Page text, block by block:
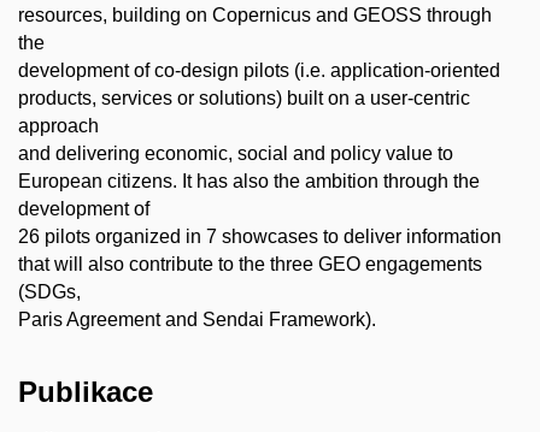
resources, building on Copernicus and GEOSS through
the
development of co-design pilots (i.e. application-oriented
products, services or solutions) built on a user-centric
approach
and delivering economic, social and policy value to
European citizens. It has also the ambition through the
development of
26 pilots organized in 7 showcases to deliver information
that will also contribute to the three GEO engagements
(SDGs,
Paris Agreement and Sendai Framework).
Publikace